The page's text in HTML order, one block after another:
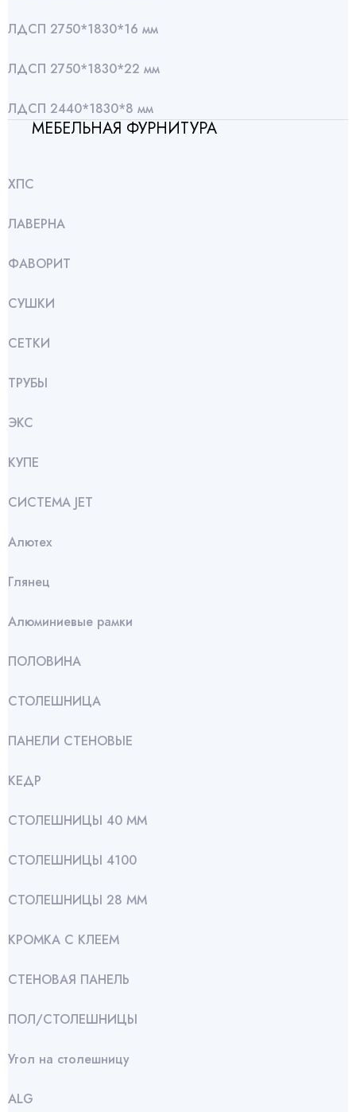
ЛДСП 2750*1830*16 мм
ЛДСП 2750*1830*22 мм
ЛДСП 2440*1830*8 мм
МЕБЕЛЬНАЯ ФУРНИТУРА
ХПС
ЛАВЕРНА
ФАВОРИТ
СУШКИ
СЕТКИ
ТРУБЫ
ЭКС
КУПЕ
СИСТЕМА JET
Алютех
Глянец
Алюминиевые рамки
ПОЛОВИНА
СТОЛЕШНИЦА
ПАНЕЛИ СТЕНОВЫЕ
КЕДР
СТОЛЕШНИЦЫ 40 ММ
СТОЛЕШНИЦЫ 4100
СТОЛЕШНИЦЫ 28 ММ
КРОМКА С КЛЕЕМ
СТЕНОВАЯ ПАНЕЛЬ
ПОЛ/СТОЛЕШНИЦЫ
Угол на столешницу
АLG